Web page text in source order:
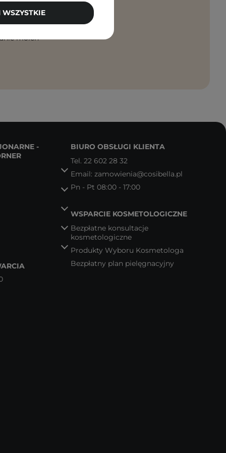
moich
SIĘ
-
BIURO OBSŁUGI KLIENTA
Tel. 22 602 28 32
Email: zamowienia@cosibella.pl
Pn - Pt 08:00 - 17:00
WSPARCIE KOSMETOLOGICZNE
Bezpłatne konsultacje
kosmetologiczne
Produkty Wyboru Kosmetologa
Bezpłatny plan pielęgnacyjny